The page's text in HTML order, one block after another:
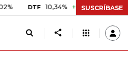
DTF 10,34% +0,10% +0,98% UVR
SUSCRÍBASE